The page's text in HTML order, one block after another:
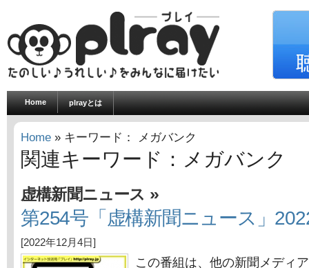
Home plrayとは
Home » キーワード： メガバンク
関連キーワード：メガバンク
虚構新聞ニュース »
第254号「虚構新聞ニュース」
[2022年12月4日]
この番組は、他の新聞メディ